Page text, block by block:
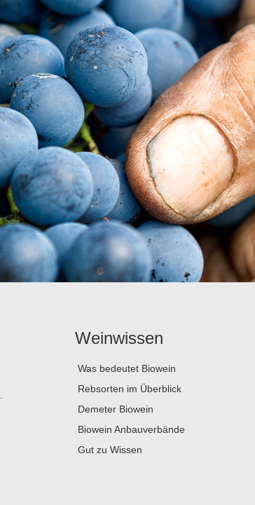
Weinwissen
Was bedeutet Biowein
Rebsorten im Überblick
Demeter Biowein
Biowein Anbauverbände
Gut zu Wissen